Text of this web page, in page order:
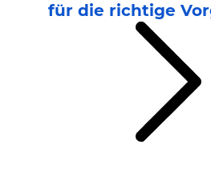
für die richtige